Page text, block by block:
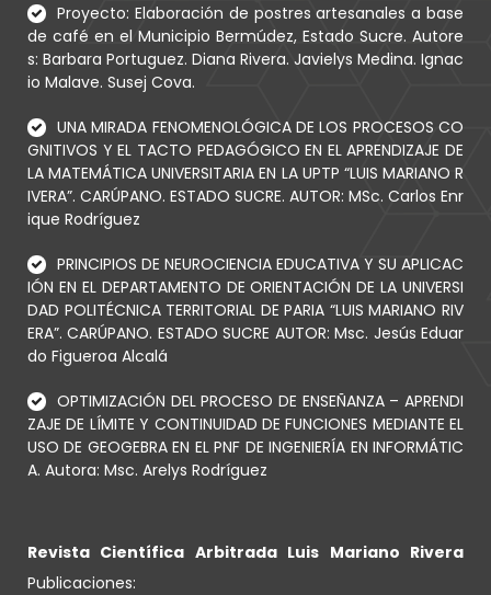
Proyecto: Elaboración de postres artesanales a base
de café en el Municipio Bermúdez, Estado Sucre. Autore
s: Barbara Portuguez. Diana Rivera. Javielys Medina. Ignac
io Malave. Susej Cova.
UNA MIRADA FENOMENOLÓGICA DE LOS PROCESOS CO
GNITIVOS Y EL TACTO PEDAGÓGICO EN EL APRENDIZAJE DE
LA MATEMÁTICA UNIVERSITARIA EN LA UPTP “LUIS MARIANO R
IVERA”. CARÚPANO. ESTADO SUCRE. AUTOR: MSc. Carlos Enr
ique Rodríguez
PRINCIPIOS DE NEUROCIENCIA EDUCATIVA Y SU APLICAC
IÓN EN EL DEPARTAMENTO DE ORIENTACIÓN DE LA UNIVERSI
DAD POLITÉCNICA TERRITORIAL DE PARIA “LUIS MARIANO RIV
ERA”. CARÚPANO. ESTADO SUCRE AUTOR: Msc. Jesús Eduar
do Figueroa Alcalá
OPTIMIZACIÓN DEL PROCESO DE ENSEÑANZA – APRENDI
ZAJE DE LÍMITE Y CONTINUIDAD DE FUNCIONES MEDIANTE EL
USO DE GEOGEBRA EN EL PNF DE INGENIERÍA EN INFORMÁTIC
A. Autora: Msc. Arelys Rodríguez
Revista Científica Arbitrada Luis Mariano Rivera
Publicaciones: